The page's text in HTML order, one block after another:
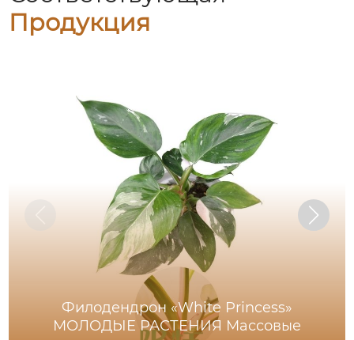
Продукция
Филодендрон «White Princess»
МОЛОДЫЕ РАСТЕНИЯ Массовые